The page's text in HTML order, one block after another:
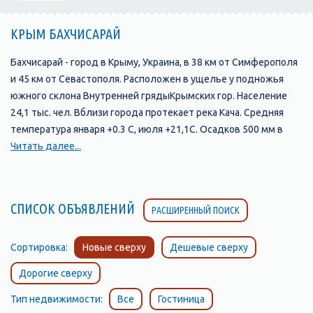
КРЫМ БАХЧИСАРАЙ
Бахчисарай - город в Крыму, Украина, в 38 км от Симферополя
и 45 км от Севастополя. Расположен в ущелье у подножья
южного склона Внутренней грядыКрымских гор. Население
24,1 тыс. чел. Вблизи города протекает река Кача. Средняя
температура января +0.3 С, июля +21,1С. Осадков 500 мм в
год.
Крымского ханства эти поселения были известны под такими
названиями:
называют Чуфут-Кале)
- Салачик (участок долины реки Чурук-Су, прилегающий к
подножию Чуфут-Кале)
- Эски-Юрт (район, где река Чурук-Су выходит из узкого
Читать далее...
СПИСОК ОБЪЯВЛЕНИЙ РАСШИРЕННЫЙ ПОИСК
Сортировка: Новые сверху Дешевые сверху
Дорогие сверху
Тип недвижимости: Все Гостиница